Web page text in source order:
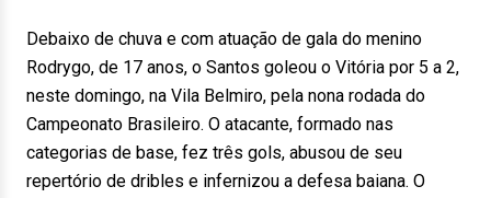
Debaixo de chuva e com atuação de gala do menino
Rodrygo, de 17 anos, o Santos goleou o Vitória por 5 a 2,
neste domingo, na Vila Belmiro, pela nona rodada do
Campeonato Brasileiro. O atacante, formado nas
categorias de base, fez três gols, abusou de seu
repertório de dribles e infernizou a defesa baiana. O